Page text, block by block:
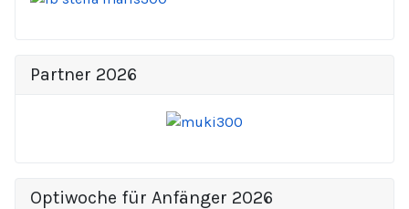
Partner 2026
Optiwoche für Anfänger 2026